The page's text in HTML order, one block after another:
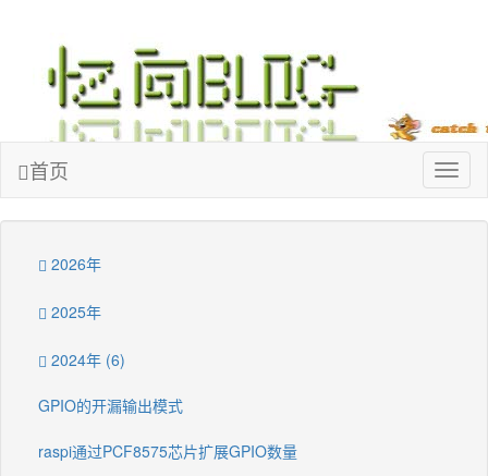
首页
2026年
2025年
2024年 (6)
GPIO的开漏输出模式
raspi通过PCF8575芯片扩展GPIO数量